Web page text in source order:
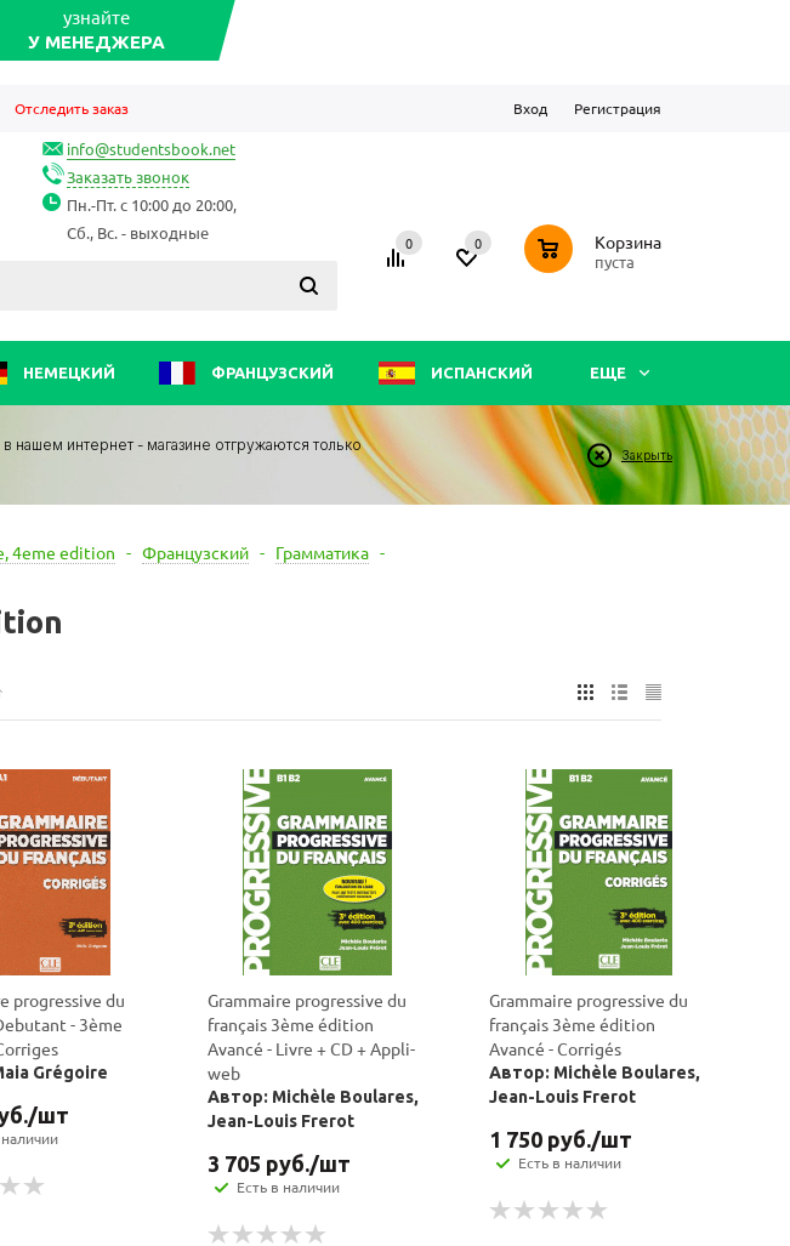
узнайте
У МЕНЕДЖЕРА
Отследить заказ Вход Регистрация
info@studentsbook.net
Заказать звонок
Пн.-Пт. с 10:00 до 20:00,
Сб., Вс. - выходные
0 0 0 Корзина
пуста
НЕМЕЦКИЙ ФРАНЦУЗСКИЙ ИСПАНСКИЙ ЕЩЕ
нашем интернет - магазине отгружаются только
Закрыть
4eme edition - Французский - Грамматика -
progressive du
- 3ème
Grégoire
/шт
Grammaire progressive du
français 3ème édition
Avancé - Livre + CD + Appli-
web
Автор: Michèle Boulares,
Jean-Louis Frerot
3 705 руб./шт
Есть в наличии
Grammaire progressive du
français 3ème édition
Avancé - Corrigés
Автор: Michèle Boulares,
Jean-Louis Frerot
1 750 руб./шт
Есть в наличии